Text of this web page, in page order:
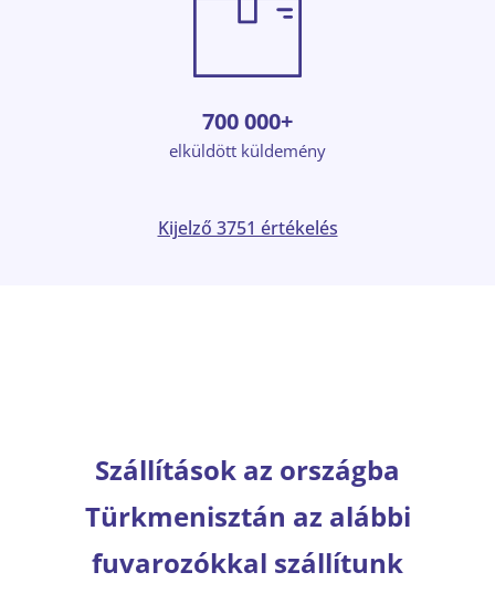
700 000+
elküldött küldemény
Kijelző 3751 értékelés
Szállítások az országba
Türkmenisztán az alábbi
fuvarozókkal szállítunk